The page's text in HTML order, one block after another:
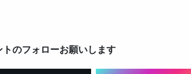
トのフォローお願いします